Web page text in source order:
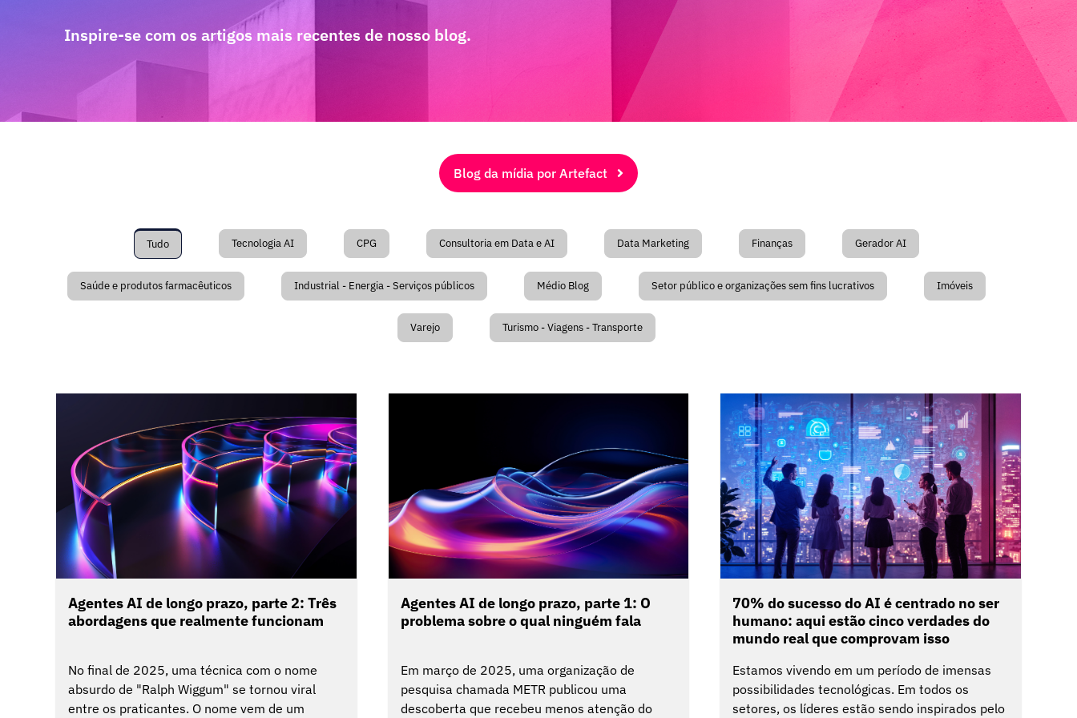
Inspire-se com os artigos mais recentes de nosso blog.
Blog da mídia por Artefact
Tudo Tecnologia AI CPG Consultoria em Data e AI Data Marketing Finanças Gerador AI
Saúde e produtos farmacêuticos Industrial - Energia - Serviços públicos Médio Blog Setor público e organizações sem fins lucrativos Imóveis
Varejo Turismo - Viagens - Transporte
Agentes AI de longo prazo, parte 2: Três
abordagens que realmente funcionam
No final de 2025, uma técnica com o nome
absurdo de "Ralph Wiggum" se tornou viral
entre os praticantes. O nome vem de um
Agentes AI de longo prazo, parte 1: O
problema sobre o qual ninguém fala
Em março de 2025, uma organização de
pesquisa chamada METR publicou uma
descoberta que recebeu menos atenção do
70% do sucesso do AI é centrado no ser
humano: aqui estão cinco verdades do
mundo real que comprovam isso
Estamos vivendo em um período de imensas
possibilidades tecnológicas. Em todos os
setores, os líderes estão sendo inspirados pelo